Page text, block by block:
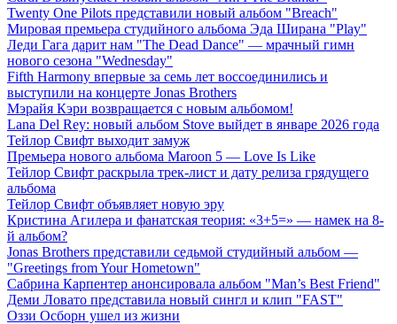
Twenty One Pilots представили новый альбом "Breach"
Мировая премьера студийного альбома Эда Ширана "Play"
Леди Гага дарит нам "The Dead Dance" — мрачный гимн
нового сезона "Wednesday"
Fifth Harmony впервые за семь лет воссоединились и
выступили на концерте Jonas Brothers
Мэрайя Кэри возвращается с новым альбомом!
Lana Del Rey: новый альбом Stove выйдет в январе 2026 года
Тейлор Свифт выходит замуж
Премьера нового альбома Maroon 5 — Love Is Like
Тейлор Свифт раскрыла трек-лист и дату релиза грядущего
альбома
Тейлор Свифт объявляет новую эру
Кристина Агилера и фанатская теория: «3+5=» — намек на 8-
й альбом?
Jonas Brothers представили седьмой студийный альбом —
"Greetings from Your Hometown"
Сабрина Карпентер анонсировала альбом "Man’s Best Friend"
Деми Ловато представила новый сингл и клип "FAST"
Оззи Осборн ушел из жизни